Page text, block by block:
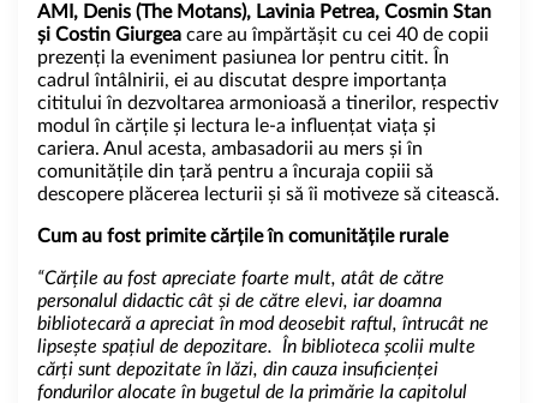
AMI, Denis (The Motans), Lavinia Petrea, Cosmin Stan
și Costin Giurgea care au împărtășit cu cei 40 de copii
prezenți la eveniment pasiunea lor pentru citit. În
cadrul întâlnirii, ei au discutat despre importanța
cititului în dezvoltarea armonioasă a tinerilor, respectiv
modul în cărțile și lectura le-a influențat viața și
cariera. Anul acesta, ambasadorii au mers și în
comunitățile din țară pentru a încuraja copiii să
descopere plăcerea lecturii și să îi motiveze să citească.
Cum au fost primite cărțile în comunitățile rurale
“Cărțile au fost apreciate foarte mult, atât de către
personalul didactic cât și de către elevi, iar doamna
bibliotecară a apreciat în mod deosebit raftul, întrucât ne
lipsește spațiul de depozitare. În biblioteca școlii multe
cărți sunt depozitate în lăzi, din cauza insuficienței
fondurilor alocate în bugetul de la primărie la capitolul